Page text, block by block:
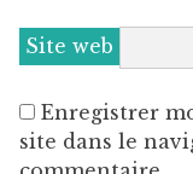
Site web
Enregistrer
site dans le